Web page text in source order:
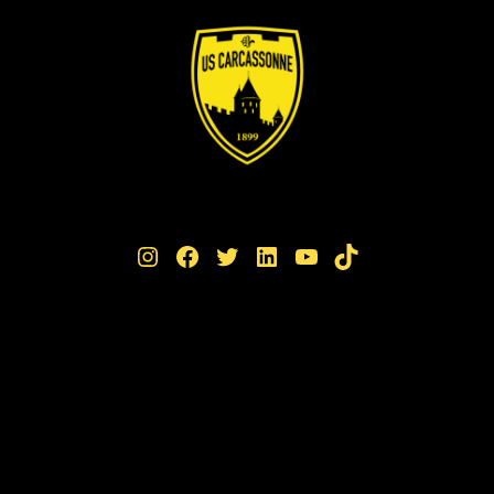
Instagram Facebook Twitter LinkedIn YouTube TikTok